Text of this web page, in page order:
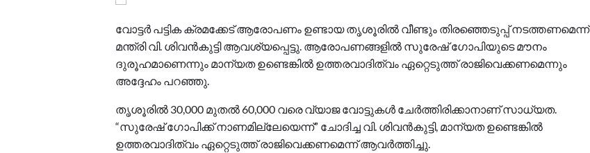
വോട്ടർ പട്ടിക ക്രമക്കേട് ആരോപണം ഉണ്ടായ തൃശൂരിൽ വീണ്ടും തിരഞ്ഞെടുപ്പ് നടത്തണമെന്ന്
മന്ത്രി വി. ശിവൻകുട്ടി ആവശ്യപ്പെട്ടു. ആരോപണങ്ങളിൽ സുരേഷ് ഗോപിയുടെ മൗനം
ദുരൂഹമാണെന്നും മാന്യത ഉണ്ടെങ്കിൽ ഉത്തരവാദിത്വം ഏറ്റെടുത്ത് രാജിവെക്കണമെന്നും
അദ്ദേഹം പറഞ്ഞു.
തൃശൂരിൽ 30,000 മുതൽ 60,000 വരെ വ്യാജ വോട്ടുകൾ ചേർത്തിരിക്കാനാണ് സാധ്യത.
“സുരേഷ് ഗോപിക്ക് നാണമില്ലേയെന്ന്” ചോദിച്ച വി. ശിവൻകുട്ടി, മാന്യത ഉണ്ടെങ്കിൽ
ഉത്തരവാദിത്വം ഏറ്റെടുത്ത് രാജിവെക്കണമെന്ന് ആവർത്തിച്ചു.